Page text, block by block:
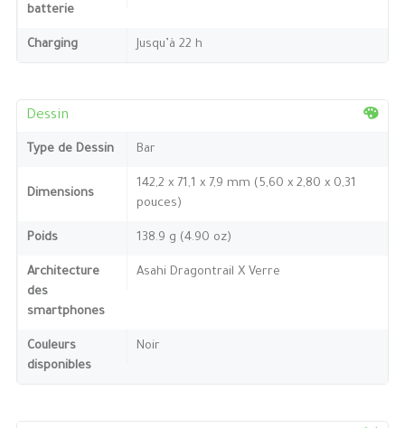
batterie
Charging Jusqu’à 22 h
Dessin
Type de Dessin Bar
Dimensions
142,2 x 71,1 x 7,9 mm (5,60 x 2,80 x 0,31
pouces)
Poids 138.9 g (4.90 oz)
Architecture
des
smartphones
Asahi Dragontrail X Verre
Couleurs
disponibles
Noir